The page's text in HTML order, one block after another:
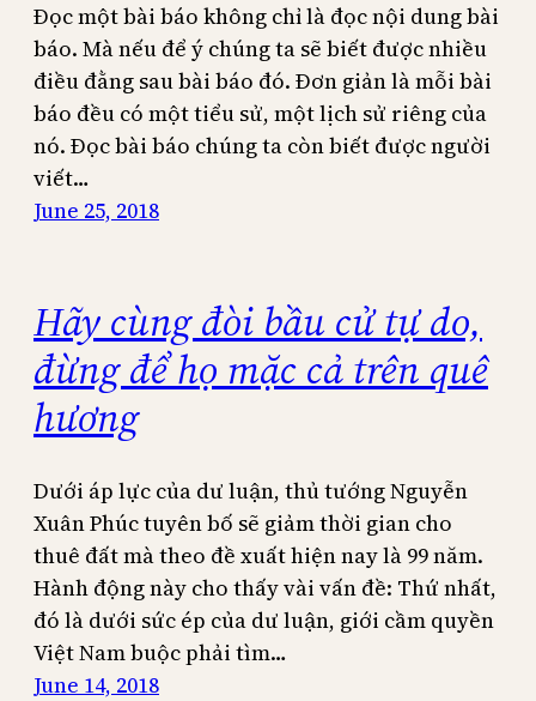
Đọc một bài báo không chỉ là đọc nội dung bài
báo. Mà nếu để ý chúng ta sẽ biết được nhiều
điều đằng sau bài báo đó. Đơn giản là mỗi bài
báo đều có một tiểu sử, một lịch sử riêng của
nó. Đọc bài báo chúng ta còn biết được người
viết…
June 25, 2018
Hãy cùng đòi bầu cử tự do,
đừng để họ mặc cả trên quê
hương
Dưới áp lực của dư luận, thủ tướng Nguyễn
Xuân Phúc tuyên bố sẽ giảm thời gian cho
thuê đất mà theo đề xuất hiện nay là 99 năm.
Hành động này cho thấy vài vấn đề: Thứ nhất,
đó là dưới sức ép của dư luận, giới cầm quyền
Việt Nam buộc phải tìm…
June 14, 2018